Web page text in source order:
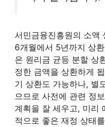
서민금융진흥원의 소액
6개월에서 5년까지 상
은 원리금 균등 분할 상
정한 금액을 상환하게
기 상환도 가능하나, 별
으므로 사전에 관련 정
계획을 잘 세우고, 미리
적으로 좋은 재정 상태